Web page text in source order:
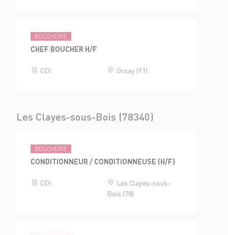
BOUCHERIE
CHEF BOUCHER H/F
CDI Orsay (91)
Les Clayes-sous-Bois (78340)
BOUCHERIE
CONDITIONNEUR / CONDITIONNEUSE (H/F)
CDI
Les Clayes-sous-
Bois (78)